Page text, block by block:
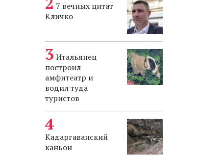
7 вечных цитат
Кличко
Итальянец
построил
амфитеатр и
водил туда
туристов
Кадаргаванский
каньон